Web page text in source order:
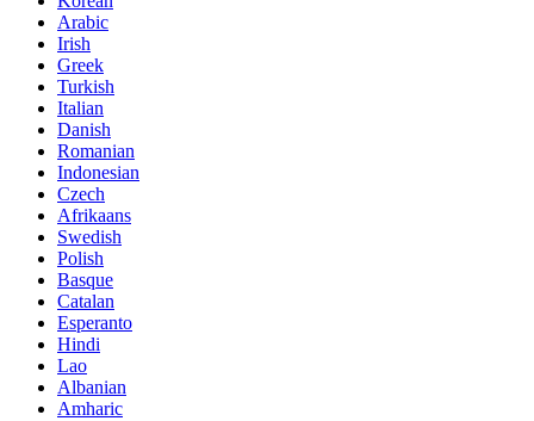
Arabic
Irish
Greek
Turkish
Italian
Danish
Romanian
Indonesian
Czech
Afrikaans
Swedish
Polish
Basque
Catalan
Esperanto
Hindi
Lao
Albanian
Amharic